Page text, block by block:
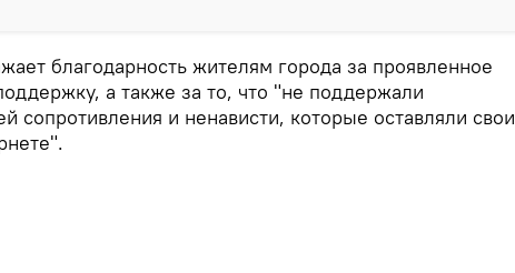
благодарность жителям города за проявленное
а также за то, что "не поддержали
сопротивления и ненависти, которые оставляли свои